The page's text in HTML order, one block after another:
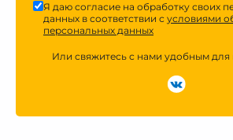
Я даю согласие на обработку своих
данных в соответствии с условиями
персональных данных
Или свяжитесь с нами удобным для